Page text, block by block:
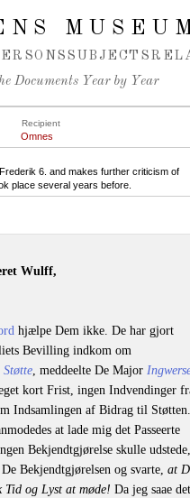
SUBJECTS
Documents Year by Year
Recipient
Omnes
6. and makes further criticism of
place several years before.
Wulff,
hjælpe Dem ikke. De har gjort
Bevilling indkom om
Støtte, meddeelte De Major
kort Frist, ingen Indvendinger
Indsamlingen af Bidrag til Støtten.
at lade mig det Passeerte
Bekjendtgjørelse skulle udstede,
Bekjendtgjørelsen og svarte, at
Tid og Lyst at møde! Da jeg saae det